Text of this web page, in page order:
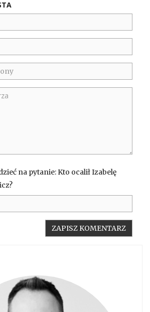
na pytanie: Kto ocalił Izabelę